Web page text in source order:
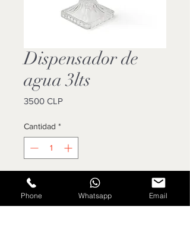
Dispensador de
agua 3lts
3500 CLPPrecio
Cantidad *
Agregar al carrito
Phone Whatsapp Email